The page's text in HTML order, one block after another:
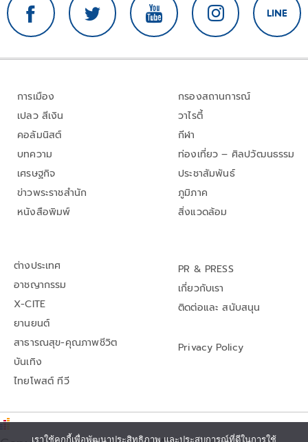
การเมือง
เปลว สีเงิน
คอลัมนิสต์
บทความ
เศรษฐกิจ
ข่าวพระราชสำนัก
หนังสือพิมพ์
กรองสถานการณ์
วาไรตี้
กีฬา
ท่องเที่ยว – ศิลปวัฒนธรรม
ประชาสัมพันธ์
ภูมิภาค
สิ่งแวดล้อม
ต่างประเทศ
อาชญากรรม
X-CITE
ยานยนต์
สาธารณสุข-คุณภาพชีวิต
บันเทิง
ไทยโพสต์ ทีวี
PR & PRESS
เกี่ยวกับเรา
ติดต่อและ สนับสนุน
Privacy Policy
เราใช้คุกกี้เพื่อพัฒนาประสิทธิภาพ และประสบการณ์ที่ดีในการใช้